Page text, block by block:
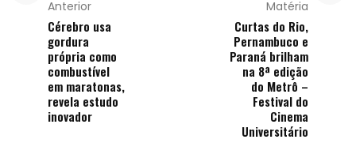
Anterior
Cérebro usa
gordura
própria como
combustível
em maratonas,
revela estudo
inovador
Matéria
Curtas do Rio,
Pernambuco e
Paraná brilham
na 8ª edição
do Metrô –
Festival do
Cinema
Universitário